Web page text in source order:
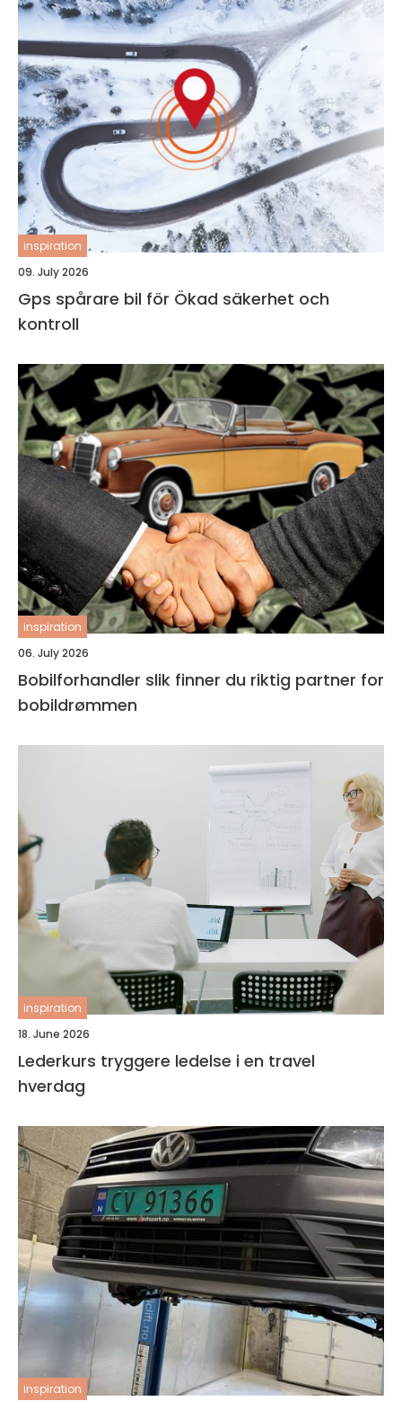
inspiration
09. July 2026
Gps spårare bil för Ökad säkerhet och
kontroll
inspiration
06. July 2026
Bobilforhandler slik finner du riktig partner for
bobildrømmen
inspiration
18. June 2026
Lederkurs tryggere ledelse i en travel
hverdag
inspiration